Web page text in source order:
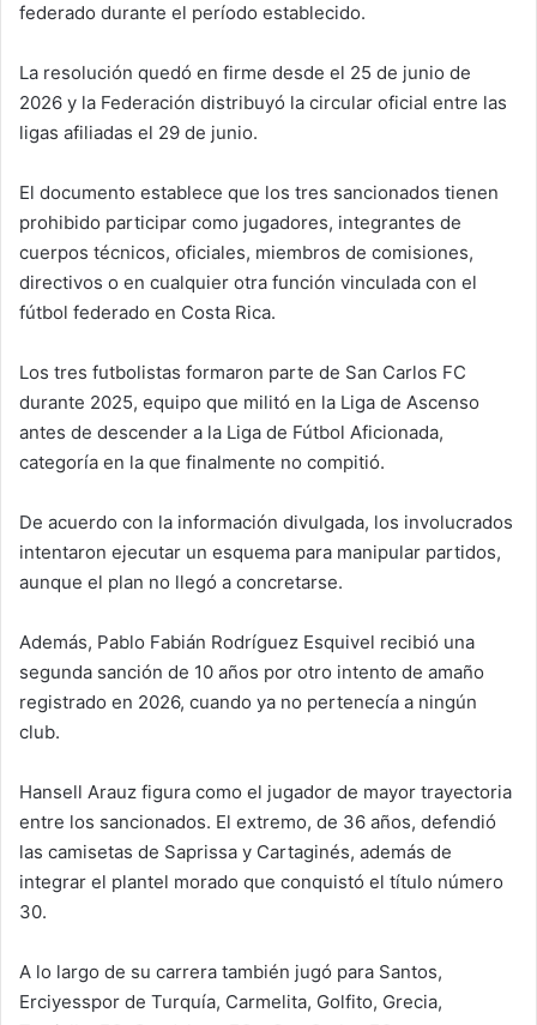
federado durante el período establecido.
La resolución quedó en firme desde el 25 de junio de
2026 y la Federación distribuyó la circular oficial entre las
ligas afiliadas el 29 de junio.
El documento establece que los tres sancionados tienen
prohibido participar como jugadores, integrantes de
cuerpos técnicos, oficiales, miembros de comisiones,
directivos o en cualquier otra función vinculada con el
fútbol federado en Costa Rica.
Los tres futbolistas formaron parte de San Carlos FC
durante 2025, equipo que militó en la Liga de Ascenso
antes de descender a la Liga de Fútbol Aficionada,
categoría en la que finalmente no compitió.
De acuerdo con la información divulgada, los involucrados
intentaron ejecutar un esquema para manipular partidos,
aunque el plan no llegó a concretarse.
Además, Pablo Fabián Rodríguez Esquivel recibió una
segunda sanción de 10 años por otro intento de amaño
registrado en 2026, cuando ya no pertenecía a ningún
club.
Hansell Arauz figura como el jugador de mayor trayectoria
entre los sancionados. El extremo, de 36 años, defendió
las camisetas de Saprissa y Cartaginés, además de
integrar el plantel morado que conquistó el título número
30.
A lo largo de su carrera también jugó para Santos,
Erciyesspor de Turquía, Carmelita, Golfito, Grecia,